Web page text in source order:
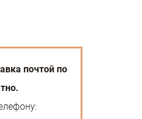
почтой по